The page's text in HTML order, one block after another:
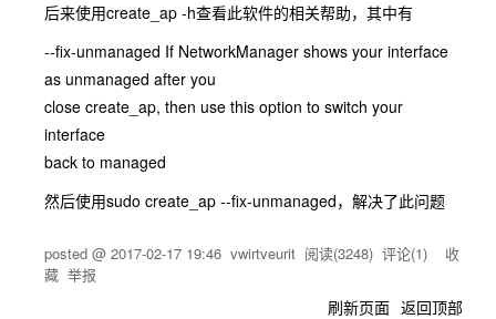
后来使用create_ap -h查看此软件的相关帮助，其中有
--fix-unmanaged If NetworkManager shows your interface
as unmanaged after you
close create_ap, then use this option to switch your
interface
back to managed
然后使用sudo create_ap --fix-unmanaged，解决了此问题
posted @ 2017-02-17 19:46 vwirtveurit 阅读(3248) 评论(1) 收
藏 举报
刷新页面 返回顶部